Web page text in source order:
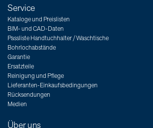
Service
Kataloge und Preislisten
BIM- und CAD-Daten
Passliste Handtuchhalter / Waschtische
Bohrlochabstände
Garantie
Ersatzteile
Reinigung und Pflege
Lieferanten-Einkaufsbedingungen
Rücksendungen
Medien
Über uns